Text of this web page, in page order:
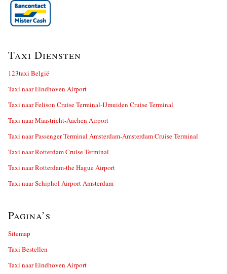
Taxi Diensten
123taxi België
Taxi naar Eindhoven Airport
Taxi naar Felison Cruise Terminal-IJmuiden Cruise Terminal
Taxi naar Maastricht-Aachen Airport
Taxi naar Passenger Terminal Amsterdam-Amsterdam Cruise Terminal
Taxi naar Rotterdam Cruise Terminal
Taxi naar Rotterdam-the Hague Airport
Taxi naar Schiphol Airport Amsterdam
Pagina’s
Sitemap
Taxi Bestellen
Taxi naar Eindhoven Airport